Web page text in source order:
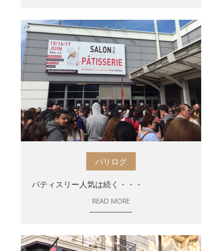
パリログ
パティスリー人気は続く・・・
READ MORE